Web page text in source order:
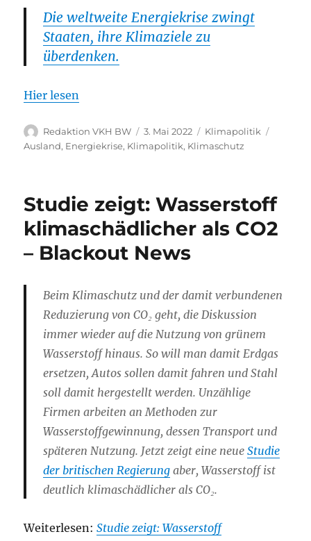
Die weltweite Energiekrise zwingt
Staaten, ihre Klimaziele zu
überdenken.
Hier lesen
Autor
Redaktion VKH BW
Veröffentlicht
am
3. Mai 2022 Kategorien
Klimapolitik
Ausland, Energiekrise, Klimapolitik, Klimaschutz
Studie zeigt: Wasserstoff
klimaschädlicher als CO2
– Blackout News
Beim Klimaschutz und der damit verbundenen
Reduzierung von CO₂ geht, die Diskussion
immer wieder auf die Nutzung von grünem
Wasserstoff hinaus. So will man damit Erdgas
ersetzen, Autos sollen damit fahren und Stahl
soll damit hergestellt werden. Unzählige
Firmen arbeiten an Methoden zur
Wasserstoffgewinnung, dessen Transport und
späteren Nutzung. Jetzt zeigt eine neueStudie
der britischen Regierung aber, Wasserstoff ist
deutlich klimaschädlicher als CO₂.
Weiterlesen:Studie zeigt: Wasserstoff